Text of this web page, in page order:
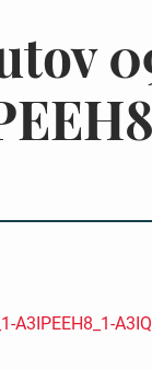
A3IPEEH8_1-